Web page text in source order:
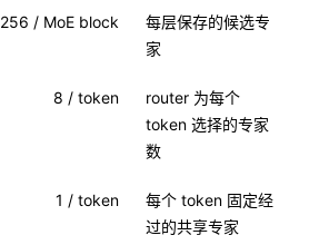
256 / MoE block
每层保存的候选专
家
8 / token
router 为每个
token 选择的专家
数
1 / token
每个 token 固定经
过的共享专家